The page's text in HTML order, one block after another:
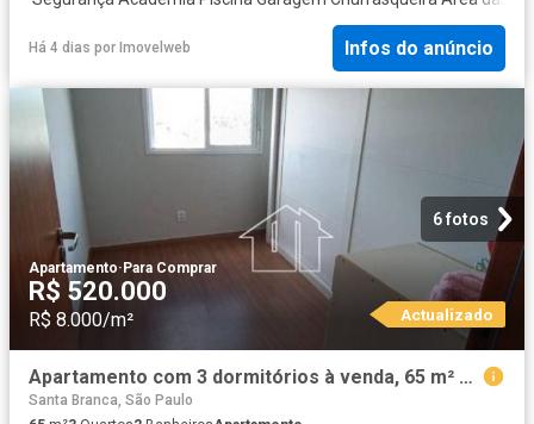
Há 4 dias por Imovelweb Infos do anúncio
6 fotos
Apartamento· Para Comprar
R$ 520.000
R$ 8.000/m² Actualizado
Apartamento com 3 dormitórios à venda, 65 m² por R$ 520.000,00 Urbanova São José dos Campos/SP
Santa Branca, São Paulo